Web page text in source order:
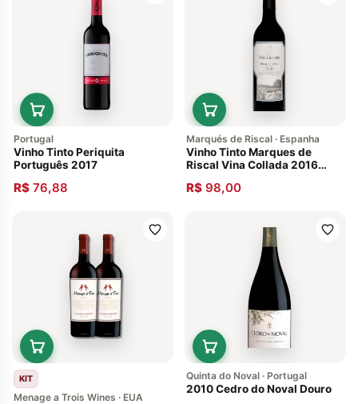
Portugal
Vinho Tinto Periquita
Português 2017
R$ 76,88
Marqués de Riscal · Espanha
Vinho Tinto Marques de
Riscal Vina Collada 2016
R$ 98,00
KIT
Menage a Trois Wines · EUA
Quinta do Noval · Portugal
2010 Cedro do Noval Douro